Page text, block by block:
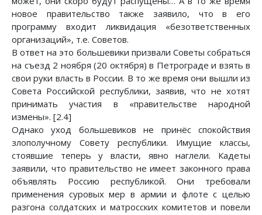
новое правительство также заявило, что в его
программу входит ликвидация «безответственных
организаций», т.е. Советов.
В ответ на это большевики призвали Советы собраться
на съезд 2 ноября (20 октября) в Петрограде и взять в
свои руки власть в России. В то же время они вышли из
Совета Российской республики, заявив, что не хотят
принимать участия в «правительстве народной
измены». [2.4]
Однако уход большевиков не принёс спокойствия
злополучному Совету республики. Имущие классы,
стоявшие теперь у власти, явно наглели. Кадеты
заявили, что правительство не имеет законного права
объявлять Россию республикой. Они требовали
применения суровых мер в армии и флоте с целью
разгона солдатских и матросских комитетов и повели